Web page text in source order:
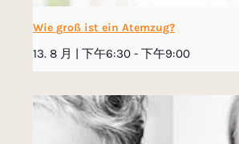
Wie groß ist ein Atemzug?
13. 8 月 | 下午6:30 - 下午9:00